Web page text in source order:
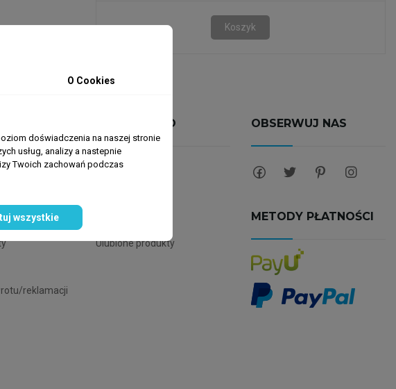
Koszyk
reklamacji
MOJE KONTO
Ulubione produkty
OBSERWUJ NAS
METODY PŁATNOŚCI
O Cookies
doświadczenia na naszej stronie
usług, analizy a nastepnie
Twoich zachowań podczas
wszystkie